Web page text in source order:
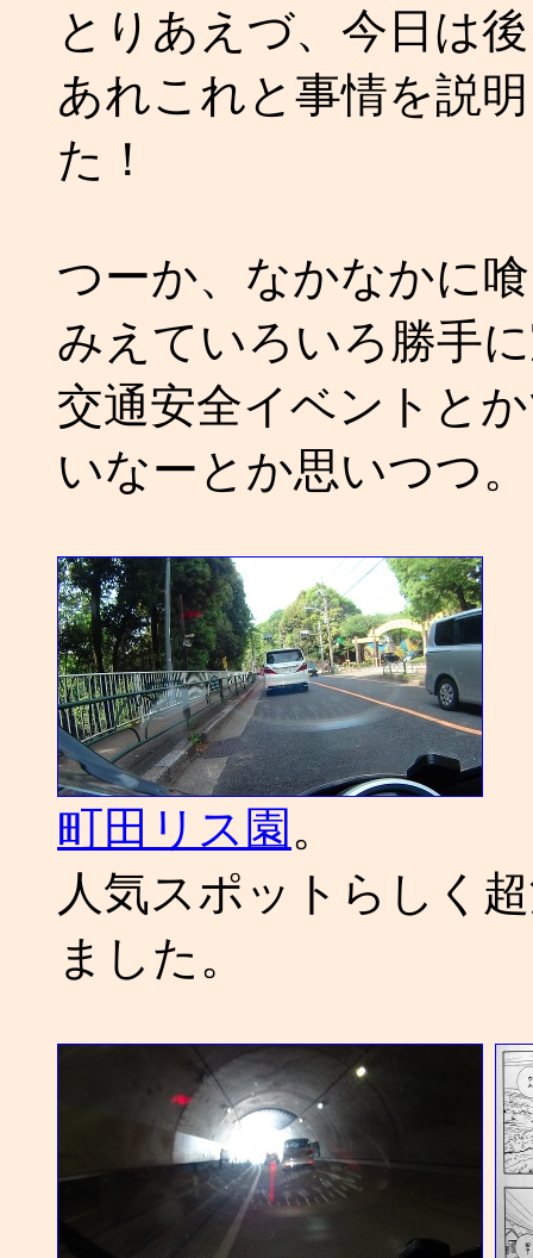
とりあえづ、今日は
あれこれと事情を説
た！
つーか、なかなかに
みえていろいろ勝手
交通安全イベントと
いなーとか思いつつ。
町田リス園 。
人気スポットらしく
ました。